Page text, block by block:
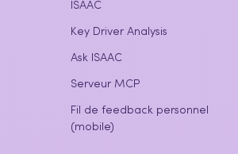
ISAAC
Key Driver Analysis
Ask ISAAC
Serveur MCP
Fil de feedback personnel
(mobile)